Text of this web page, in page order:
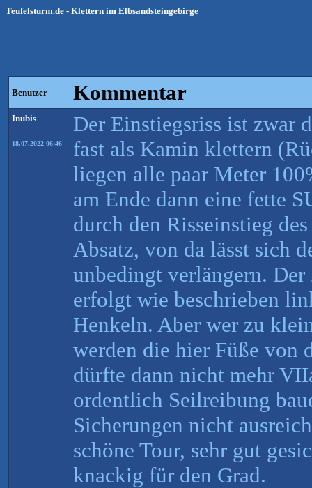
Teufelsturm.de - Klettern im Elbsandsteingebirge
Benutzer Kommentar
Inubis
18.07.2022 06:46
Der Einstiegsriss ist zwar
fast als Kamin klettern
liegen alle paar Meter
am Ende dann eine fette
durch den Risseinstieg
Absatz, von da lässt sich
unbedingt verlängern.
erfolgt wie beschrieben
Henkeln. Aber wer zu
werden die hier Füße von
dürfte dann nicht mehr
ordentlich Seilreibung
Sicherungen nicht
schöne Tour, sehr gut
knackig für den Grad.